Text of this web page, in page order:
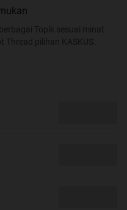
Topik sesuai minat
pilihan KASKUS.